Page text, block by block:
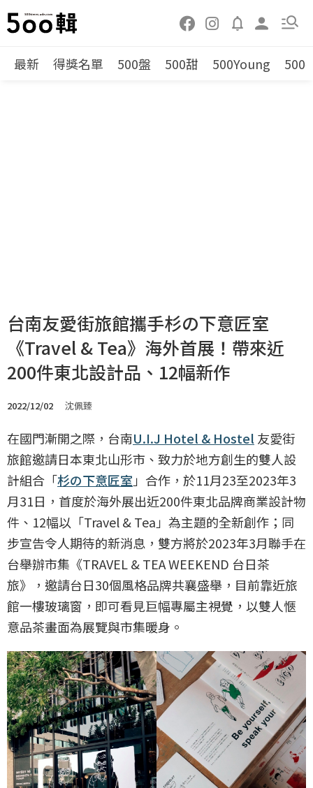
最新 得獎名單 500盤 500甜 500Young 500
台南友愛街旅館攜手杉の下意匠室
《Travel & Tea》海外首展！帶來近
200件東北設計品、12幅新作
2022/12/02 沈佩臻
在國門漸開之際，台南U.I.J Hotel & Hostel 友愛街
旅館邀請日本東北山形市、致力於地方創生的雙人設
計組合「杉の下意匠室 」合作，於11月23至2023年3
月31日，首度於海外展出近200件東北品牌商業設計物
件、12幅以「Travel & Tea」為主題的全新創作；同
步宣告令人期待的新消息，雙方將於2023年3月聯手在
台舉辦市集《TRAVEL & TEA WEEKEND 台日茶
旅》，邀請台日30個風格品牌共襄盛舉，目前靠近旅
館一樓玻璃窗，即可看見巨幅專屬主視覺，以雙人愜
意品茶畫面為展覽與市集暖身。